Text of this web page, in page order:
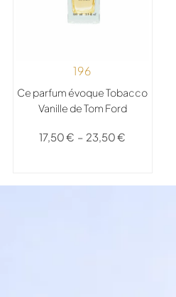
196
Ce parfum évoque Tobacco
Vanille de Tom Ford
17,50€ – 23,50€